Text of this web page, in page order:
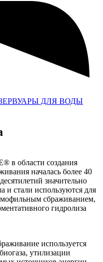
ДЛЯ ВОДЫ
в области создания
началась более 40
значительно
и стали используются для
сбраживанием,
гидролиза
используется
утилизации